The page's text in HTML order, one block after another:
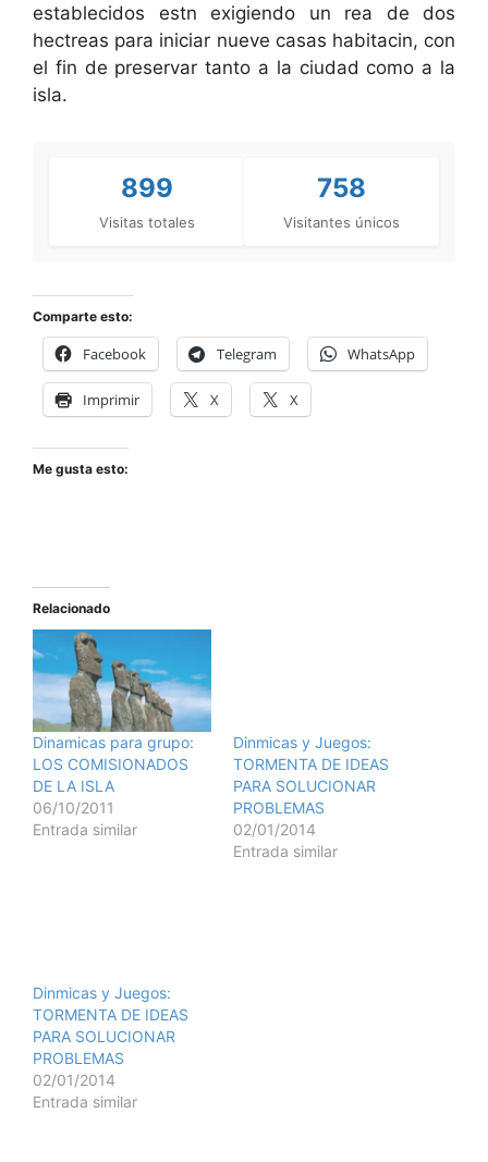
establecidos estn exigiendo un rea de dos
hectreas para iniciar nueve casas habitacin, con
el fin de preservar tanto a la ciudad como a la
isla.
899
Visitas totales
758
Visitantes únicos
Comparte esto:
Facebook Telegram WhatsApp
Imprimir X X
Me gusta esto:
Relacionado
Dinamicas para grupo:
LOS COMISIONADOS
DE LA ISLA
06/10/2011
Entrada similar
Dinmicas y Juegos:
TORMENTA DE IDEAS
PARA SOLUCIONAR
PROBLEMAS
02/01/2014
Entrada similar
Dinmicas y Juegos:
TORMENTA DE IDEAS
PARA SOLUCIONAR
PROBLEMAS
02/01/2014
Entrada similar